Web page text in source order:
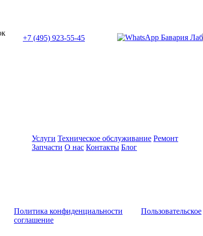
+7 (495) 923-55-45
Услуги Техническое обслуживание Ремонт
Запчасти О нас Контакты Блог
Политика конфиденциальности
Пользовательское
соглашение